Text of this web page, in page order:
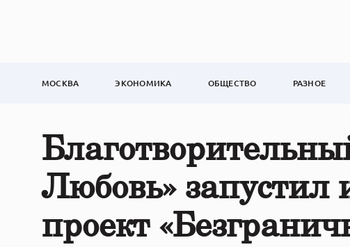
МОСКВА ЭКОНОМИКА ОБЩЕСТВО РАЗНОЕ
Любовь»
проект